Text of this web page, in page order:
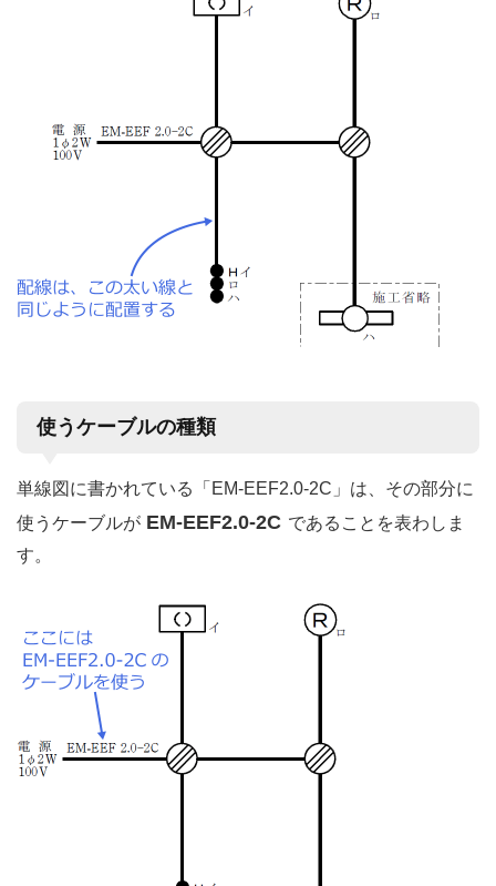
使うケーブルの種類
単線図に書かれている「EM-EEF2.0-2C」は、その部分に
使うケーブルが EM-EEF2.0-2C であることを表わしま
す。